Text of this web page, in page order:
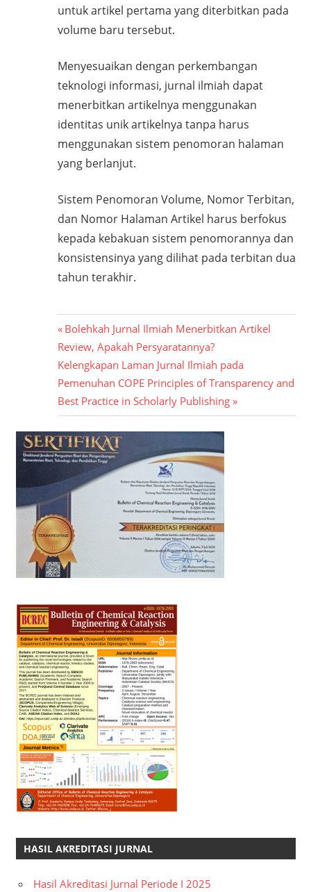
substansi
Training
diselenggarakan
Division
untuk artikel pertama yang diterbitkan pada
volume baru tersebut.
Menyesuaikan dengan perkembangan
teknologi informasi, jurnal ilmiah dapat
menerbitkan artikelnya menggunakan
identitas unik artikelnya tanpa harus
menggunakan sistem penomoran halaman
yang berlanjut.
Sistem Penomoran Volume, Nomor Terbitan,
dan Nomor Halaman Artikel harus berfokus
kepada kebakuan sistem penomorannya dan
konsistensinya yang dilihat pada terbitan dua
tahun terakhir.
Post
navigation
Previous
Post:
Bolehkah Jurnal Ilmiah Menerbitkan Artikel
Review, Apakah Persyaratannya?
Next
Post:
Kelengkapan Laman Jurnal Ilmiah pada
Pemenuhan COPE Principles of Transparency and
Best Practice in Scholarly Publishing
HASIL AKREDITASI JURNAL
Hasil Akreditasi Jurnal Periode I 2025